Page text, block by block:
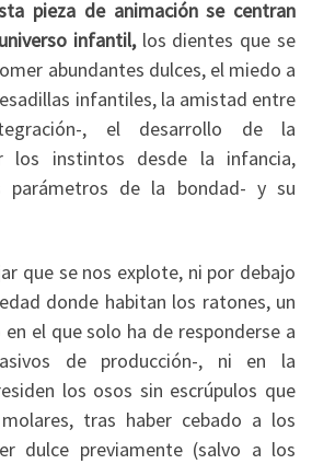
pieza de animación se centran
infantil,los dientes que se
abundantes dulces, el miedo a
infantiles, la amistad entre
, el desarrollo de la
los instintos desde la infancia,
parámetros de la bondad- y su
que se nos explote, ni por debajo
donde habitan los ratones, un
el que solo ha de responderse a
de producción-, ni en la
los osos sin escrúpulos que
tras haber cebado a los
dulce previamente (salvo a los